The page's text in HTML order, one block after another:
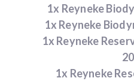
1x Reyneke
1x Reyneke
1x Reyneke
1x Reyneke